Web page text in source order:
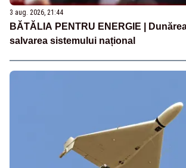
3 aug. 2026, 21:44
BĂTĂLIA PENTRU ENERGIE |
salvarea sistemului național